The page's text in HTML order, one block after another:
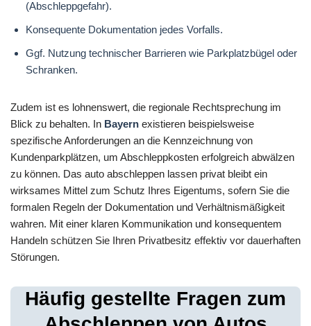
(Abschleppgefahr).
Konsequente Dokumentation jedes Vorfalls.
Ggf. Nutzung technischer Barrieren wie Parkplatzbügel oder
Schranken.
Zudem ist es lohnenswert, die regionale Rechtsprechung im
Blick zu behalten. In Bayern existieren beispielsweise
spezifische Anforderungen an die Kennzeichnung von
Kundenparkplätzen, um Abschleppkosten erfolgreich abwälzen
zu können. Das auto abschleppen lassen privat bleibt ein
wirksames Mittel zum Schutz Ihres Eigentums, sofern Sie die
formalen Regeln der Dokumentation und Verhältnismäßigkeit
wahren. Mit einer klaren Kommunikation und konsequentem
Handeln schützen Sie Ihren Privatbesitz effektiv vor dauerhaften
Störungen.
Häufig gestellte Fragen zum